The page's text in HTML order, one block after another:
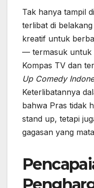
Tak hanya tampil
terlibat di
kreatif untuk
— termasuk untuk
Kompas TV dan
Up Comedy
Keterlibatannya
bahwa Pras tidak
stand up, tetapi
gagasan yang